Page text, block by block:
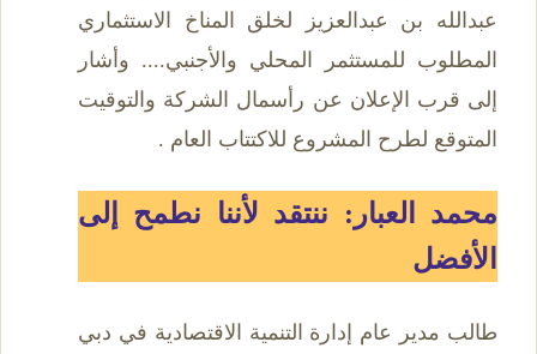
عبدالله بن عبدالعزيز لخلق المناخ الاستثماري
المطلوب للمستثمر المحلي والأجنبي.... وأشار
إلى قرب الإعلان عن رأسمال الشركة والتوقيت
المتوقع لطرح المشروع للاكتتاب العام .
محمد العبار: ننتقد لأننا نطمح إلى
الأفضل
طالب مدير عام إدارة التنمية الاقتصادية في دبي